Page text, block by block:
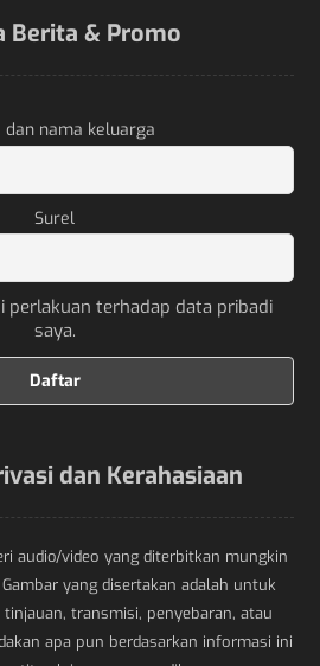
Berita & Promo
dan nama keluarga
Surel
perlakuan terhadap data pribadi
saya.
dan Kerahasiaan
audio/video yang diterbitkan mungkin
yang disertakan adalah untuk
transmisi, penyebaran, atau
apa pun berdasarkan informasi ini